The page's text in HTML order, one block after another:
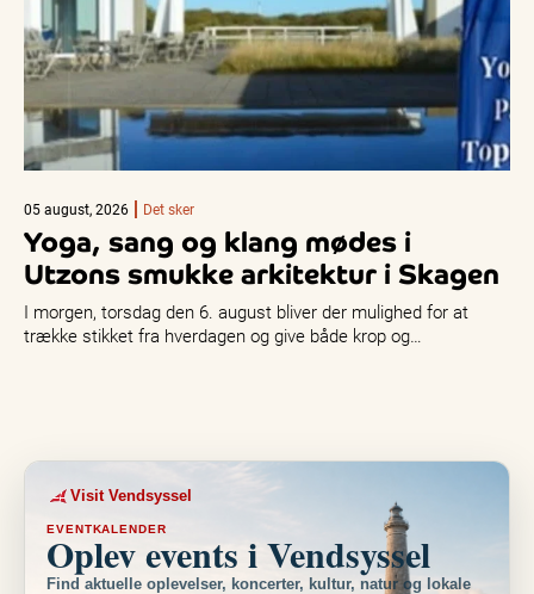
05 august, 2026 Det sker
Yoga, sang og klang mødes i
Utzons smukke arkitektur i Skagen
I morgen, torsdag den 6. august bliver der mulighed for at
trække stikket fra hverdagen og give både krop og…
Visit Vendsyssel
EVENTKALENDER
Oplev events i Vendsyssel
Find aktuelle oplevelser, koncerter, kultur, natur og lokale